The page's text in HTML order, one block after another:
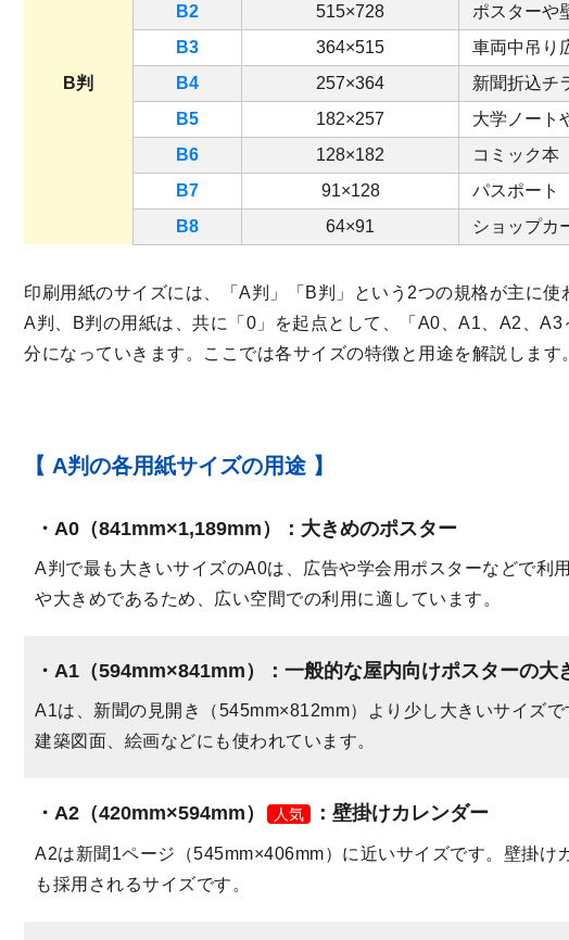
B判
B2
515×728
ポスターや
B3
364×515
車両中吊り
B4
257×364
新聞折込チ
B5
182×257
大学ノート
B6
128×182
コミック本
B7
91×128
パスポート
B8
64×91 ショップカ
印刷用紙のサイズには、「A判」「B判」という2つの規格が主に使
A判、B判の用紙は、共に「0」を起点として、「A0、A1、A2、
分になっていきます。ここでは各サイズの特徴と用途を解説します。
【 A判の各用紙サイズの用途 】
A0（841mm×1,189mm） ：大きめのポスター
A判で最も大きいサイズのA0は、広告や学会用ポスターなどで利
や大きめであるため、広い空間での利用に適しています。
A1（594mm×841mm） ：一般的な屋内向けポスターの大
A1は、新聞の見開き（545mm×812mm）より少し大きいサイズ
建築図面、絵画などにも使われています。
A2（420mm×594mm） 人気 ：壁掛けカレンダー
A2は新聞1ページ（545mm×406mm）に近いサイズです。壁掛
も採用されるサイズです。